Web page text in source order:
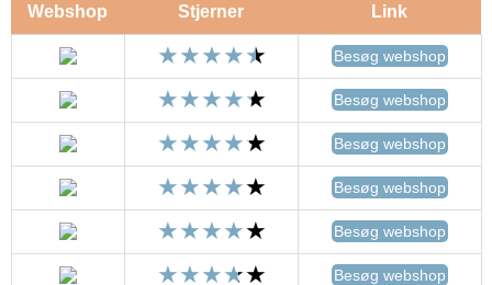
Webshop Stjerner Link
Besøg webshop
Besøg webshop
Besøg webshop
Besøg webshop
Besøg webshop
Besøg webshop